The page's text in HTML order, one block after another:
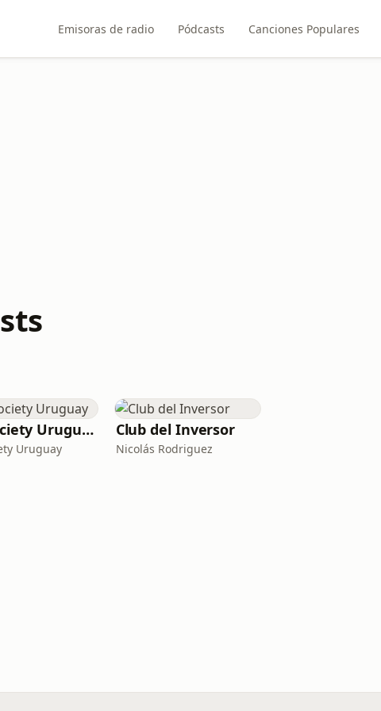
Emisoras de radio Pódcasts Canciones Populares
CFA Society Uruguay
Uruguay
Club del Inversor
Nicolás Rodriguez